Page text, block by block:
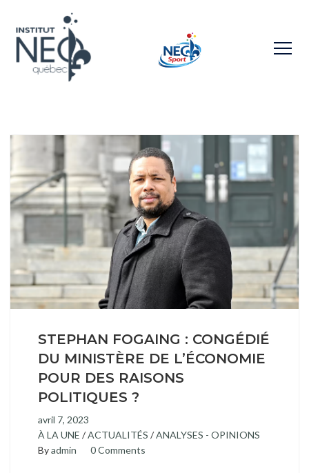
STEPHAN FOGAING : CONGÉDIÉ
DU MINISTÈRE DE L’ÉCONOMIE
POUR DES RAISONS
POLITIQUES ?
avril 7, 2023
À LA UNE /ACTUALITÉS /ANALYSES - OPINIONS
Byadmin 0 Comments